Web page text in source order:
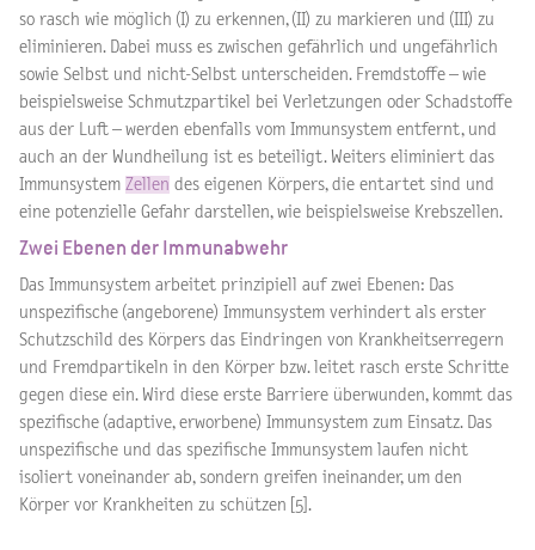
so rasch wie möglich (I) zu erkennen, (II) zu markieren und (III) zu
eliminieren. Dabei muss es zwischen gefährlich und ungefährlich
sowie Selbst und nicht-Selbst unterscheiden. Fremdstoffe – wie
beispielsweise Schmutzpartikel bei Verletzungen oder Schadstoffe
aus der Luft – werden ebenfalls vom Immunsystem entfernt, und
auch an der Wundheilung ist es beteiligt. Weiters eliminiert das
Immunsystem Zellen des eigenen Körpers, die entartet sind und
eine potenzielle Gefahr darstellen, wie beispielsweise Krebszellen.
Zwei Ebenen der Immunabwehr
Das Immunsystem arbeitet prinzipiell auf zwei Ebenen: Das
unspezifische (angeborene) Immunsystem verhindert als erster
Schutzschild des Körpers das Eindringen von Krankheitserregern
und Fremdpartikeln in den Körper bzw. leitet rasch erste Schritte
gegen diese ein. Wird diese erste Barriere überwunden, kommt das
spezifische (adaptive, erworbene) Immunsystem zum Einsatz. Das
unspezifische und das spezifische Immunsystem laufen nicht
isoliert voneinander ab, sondern greifen ineinander, um den
Körper vor Krankheiten zu schützen [5].